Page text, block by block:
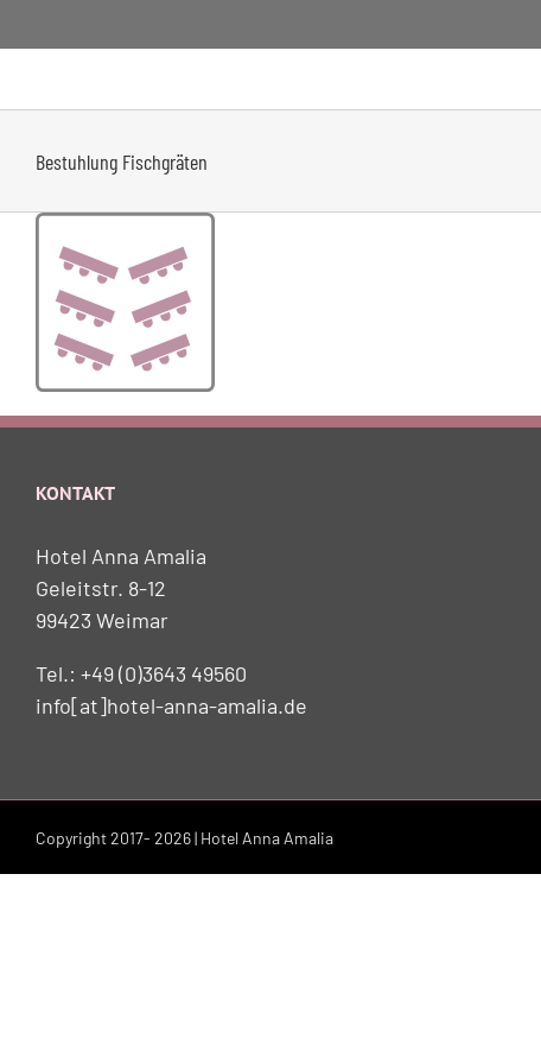
Inhalt
Bestuhlung Fischgräten
KONTAKT
Hotel Anna Amalia
Geleitstr. 8-12
99423 Weimar
Tel.: +49 (0)3643 49560
info[at]hotel-anna-amalia.de
Copyright 2017- 2026 | Hotel Anna Amalia